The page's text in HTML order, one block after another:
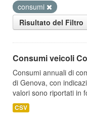
consumi
Risultato del Filtro
Consumi veicoli
Consumi annuali di
di Genova, con
valori sono riportati in
CSV